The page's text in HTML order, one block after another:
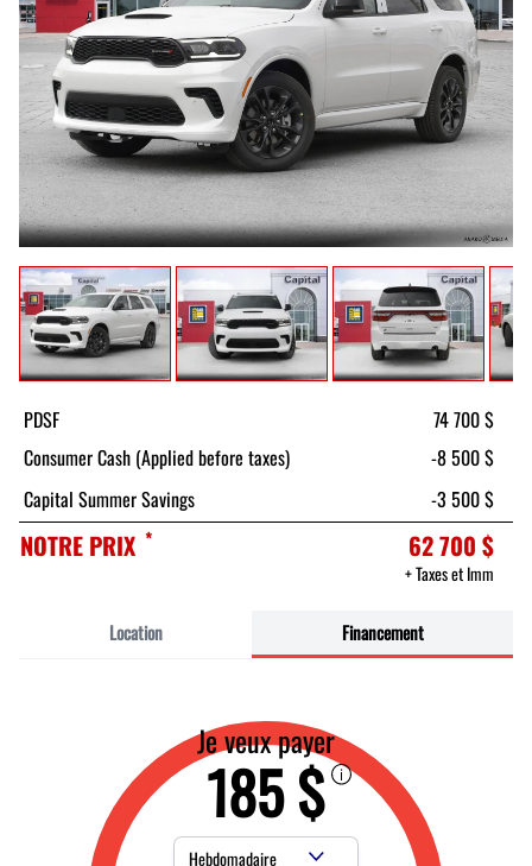
PDSF
74 700 $
Consumer Cash (Applied before taxes)
-8 500 $
Capital Summer Savings
-3 500 $
NOTRE PRIX * 62 700 $
+ Taxes et Imm
Location Financement
Je veux payer
185 $
Fréquence des paiements